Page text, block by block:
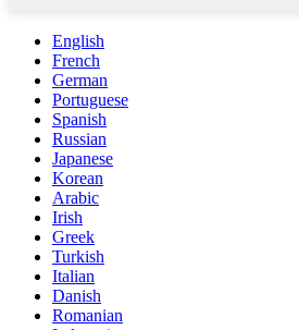
English
French
German
Portuguese
Spanish
Russian
Japanese
Korean
Arabic
Irish
Greek
Turkish
Italian
Danish
Romanian